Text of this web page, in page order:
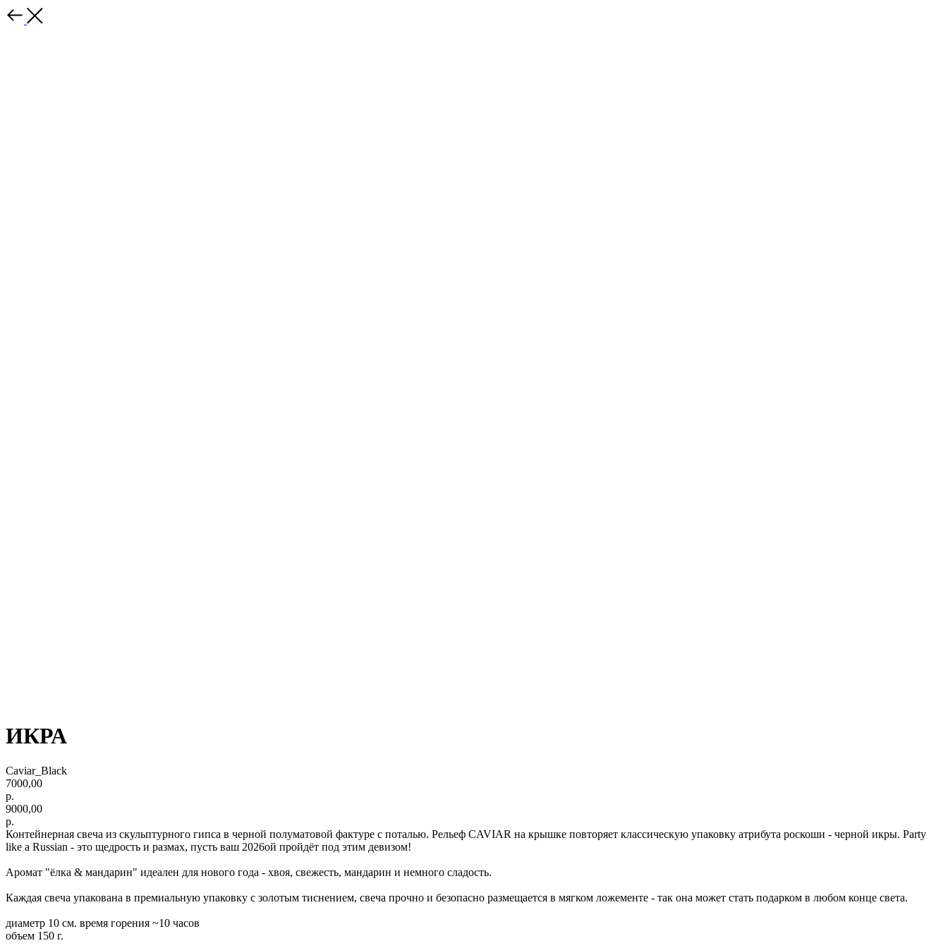
ИКРА
Caviar_Black
7000,00
р.
9000,00
р.
Контейнерная свеча из скульптурного гипса в черной полуматовой фактуре с поталью. Рельеф CAVIAR на крышке повторяет классическую упаковку атрибута роскоши - черной икры. Party
like a Russian - это щедрость и размах, пусть ваш 2026ой пройдёт под этим девизом!
Аромат "ёлка & мандарин" идеален для нового года - хвоя, свежесть, мандарин и немного сладость.
Каждая свеча упакована в премиальную упаковку с золотым тиснением, свеча прочно и безопасно размещается в мягком ложементе - так она может стать подарком в любом конце света.
диаметр 10 см. время горения ~10 часов
объем 150 г.